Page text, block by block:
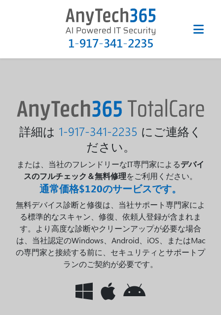
1-917-341-2235
詳細は 1-917-341-2235 にご連絡く
ださい。
または、当社のフレンドリーなIT専門家によるデバイ
スのフルチェック＆無料修理をご利用ください。
通常価格$120のサービスです。
無料デバイス診断と修復は、当社サポート専門家によ
る標準的なスキャン、修復、依頼人登録が含まれま
す。より高度な診断やクリーンアップが必要な場合
は、当社認定のWindows、Android、iOS、またはMac
の専門家と接続する前に、セキュリティとサポートプ
ランのご契約が必要です。